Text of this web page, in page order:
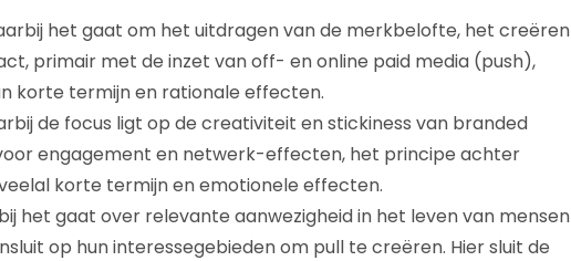
het gaat om het uitdragen van de merkbelofte, het creëren
primair met de inzet van off- en online paid media (push),
korte termijn en rationale effecten.
de focus ligt op de creativiteit en stickiness van branded
engagement en netwerk-effecten, het principe achter
korte termijn en emotionele effecten.
het gaat over relevante aanwezigheid in het leven van mensen
op hun interessegebieden om pull te creëren. Hier sluit de